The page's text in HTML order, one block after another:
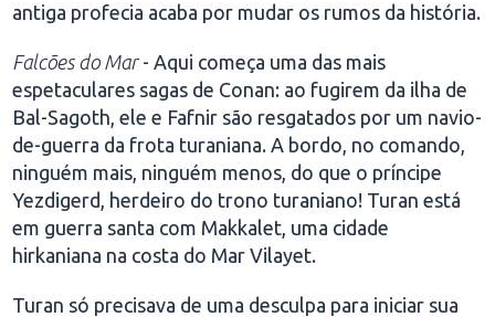
antiga profecia acaba por mudar os rumos da história.
Falcões do Mar- Aqui começa uma das mais
espetaculares sagas de Conan: ao fugirem da ilha de
Bal-Sagoth, ele e Fafnir são resgatados por um navio-
de-guerra da frota turaniana. A bordo, no comando,
ninguém mais, ninguém menos, do que o príncipe
Yezdigerd, herdeiro do trono turaniano! Turan está
em guerra santa com Makkalet, uma cidade
hirkaniana na costa do Mar Vilayet.
Turan só precisava de uma desculpa para iniciar sua